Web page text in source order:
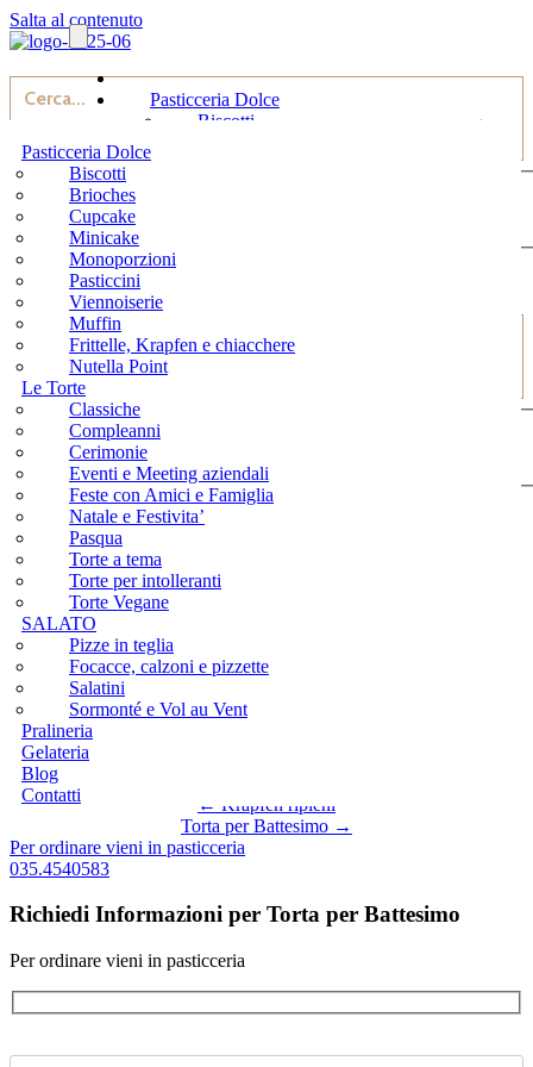
Salta al contenuto
Pasticceria Dolce
Biscotti
Le Torte
Classiche
Natale e Festivita’
Pasqua
Torte a tema
Torte per intolleranti
SALATO
Pizze in teglia
Sormonté e Vol au Vent
Pralineria
Gelateria
Blog
Più Risultati...
Generic filters
Exact matches only
035.4540583
Pasticceria Dolce
Biscotti
Brioches
Cupcake
Minicake
Monoporzioni
Pasticcini
Viennoiserie
Muffin
Frittelle, Krapfen e chiacchere
Nutella Point
Le Torte
Classiche
Compleanni
Cerimonie
Eventi e Meeting aziendali
Feste con Amici e Famiglia
Natale e Festivita’
Pasqua
Torte a tema
Torte per intolleranti
Torte Vegane
SALATO
Pizze in teglia
Focacce, calzoni e pizzette
Salatini
Sormonté e Vol au Vent
Pralineria
Gelateria
Blog
Contatti
Più Risultati...
Generic filters
Exact matches only
035.4540583
Home/Le Torte
Torta per Battesimo - 3502
Categoria:
Posts navigation
← Krapfen ripieni
Torta per Battesimo →
Per ordinare vieni in pasticceria
035.4540583
Richiedi Informazioni per Torta per Battesimo
Per ordinare vieni in pasticceria